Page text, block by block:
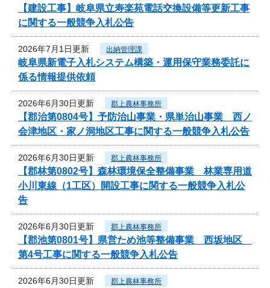
【建設工事】岐阜県立寿楽苑電話交換設備等更新工事
に関する一般競争入札公告
2026年7月1日更新 出納管理課
岐阜県新電子入札システム構築・運用保守業務委託に
係る情報提供依頼
2026年6月30日更新 郡上農林事務所
【郡治第0804号】予防治山事業・県単治山事業 西ノ
会津地区・家ノ洞地区工事に関する一般競争入札公告
2026年6月30日更新 郡上農林事務所
【郡林第0802号】森林環境保全整備事業 林業専用道
小川東線（1工区）開設工事に関する一般競争入札公
告
2026年6月30日更新 郡上農林事務所
【郡池第0801号】県営ため池等整備事業 西坂地区
第4号工事に関する一般競争入札公告
2026年6月30日更新 郡上農林事務所